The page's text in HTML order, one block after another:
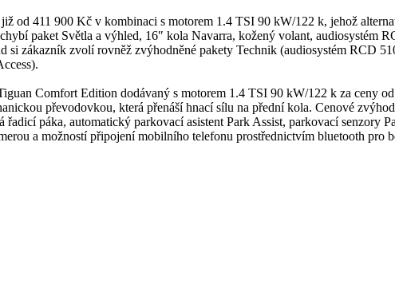
od 411 900 Kč v kombinaci s motorem 1.4 TSI 90 kW/122 k, jehož
paket Světla a výhled, 16″ kola Navarra, kožený volant, audiosystém
zákazník zvolí rovněž zvýhodněné pakety Technik (audiosystém RCD
Comfort Edition dodávaný s motorem 1.4 TSI 90 kW/122 k za ceny
převodovkou, která přenáší hnací sílu na přední kola. Cenové
páka, automatický parkovací asistent Park Assist, parkovací senzory
a možností připojení mobilního telefonu prostřednictvím bluetooth pro